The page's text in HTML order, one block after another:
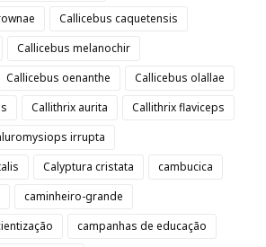
Callicebus caquetensis
Callicebus melanochir
Callicebus oenanthe
Callicebus olallae
Callithrix aurita
Callithrix flaviceps
irrupta
Calyptura cristata
cambucica
caminheiro-grande
campanhas de educação